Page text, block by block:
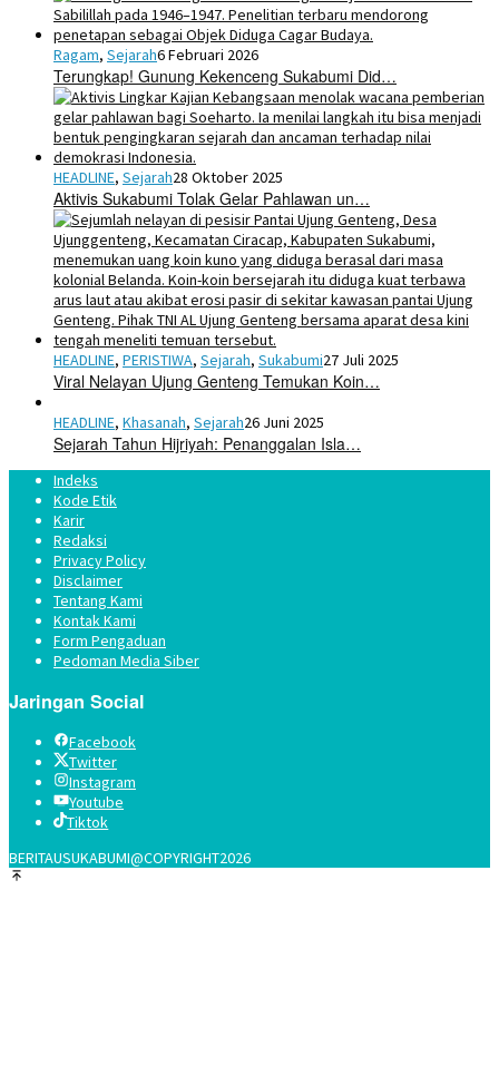
Ragam, Sejarah6 Februari 2026
Terungkap! Gunung Kekenceng Sukabumi Did…
HEADLINE, Sejarah28 Oktober 2025
Aktivis Sukabumi Tolak Gelar Pahlawan un…
HEADLINE, PERISTIWA, Sejarah, Sukabumi27 Juli 2025
Viral Nelayan Ujung Genteng Temukan Koin…
HEADLINE, Khasanah, Sejarah26 Juni 2025
Sejarah Tahun Hijriyah: Penanggalan Isla…
Indeks
Kode Etik
Karir
Redaksi
Privacy Policy
Disclaimer
Tentang Kami
Kontak Kami
Form Pengaduan
Pedoman Media Siber
Jaringan Social
Facebook
Twitter
Instagram
Youtube
Tiktok
BERITAUSUKABUMI@COPYRIGHT2026